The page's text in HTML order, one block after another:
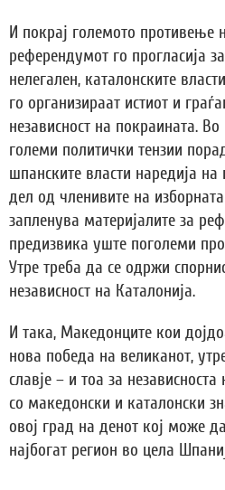
И покрај големото противење
референдумот го прогласија
нелегален, каталонските
го организираат истиот и
независност на покраината.
големи политички тензии
шпанските власти наредија на
дел од членивите на
запленува материјалите за
предизвика уште поголеми
Утре треба да се одржи
независност на Каталонија.
И така, Македонците кои
нова победа на великанот,
славје – и тоа за
со македонски и каталонски
овој град на денот кој може
најбогат регион во цела